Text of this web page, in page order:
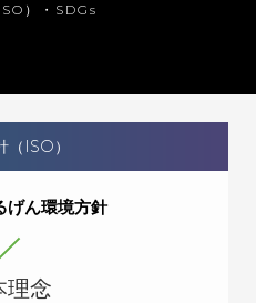
）・SDGs
（ISO）
げん環境方針
理念